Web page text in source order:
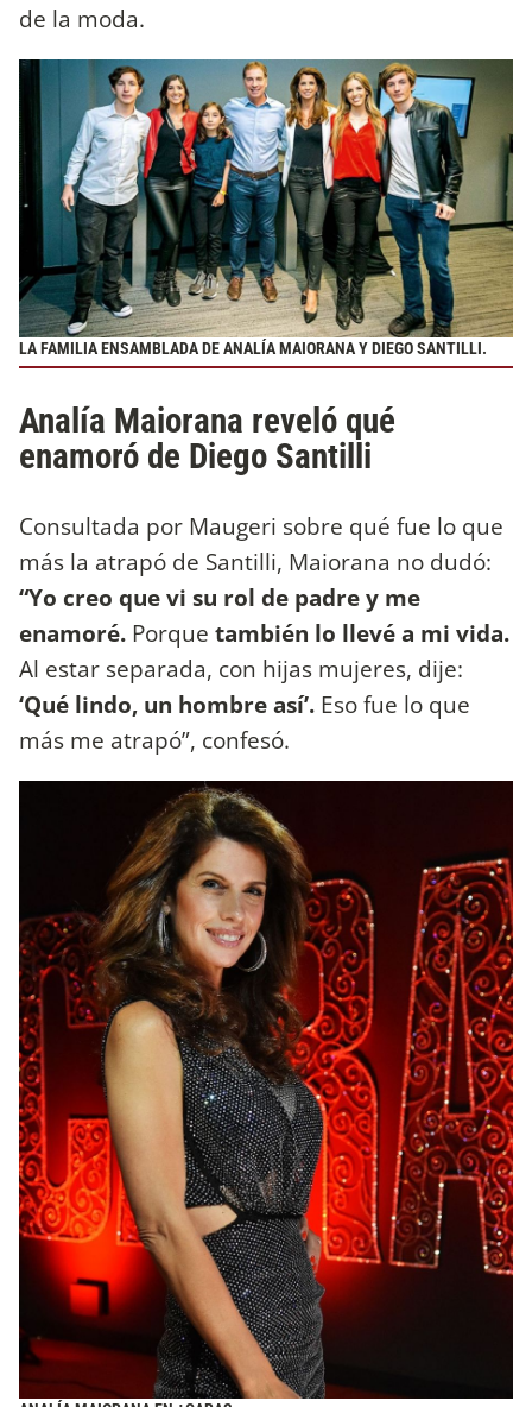
de la moda.
LA FAMILIA ENSAMBLADA DE ANALÍA MAIORANA Y DIEGO SANTILLI.
Analía Maiorana reveló qué
enamoró de Diego Santilli
Consultada por Maugeri sobre qué fue lo que
más la atrapó de Santilli, Maiorana no dudó:
“Yo creo que vi su rol de padre y me
enamoré. Porque también lo llevé a mi vida.
Al estar separada, con hijas mujeres, dije:
‘Qué lindo, un hombre así’. Eso fue lo que
más me atrapó”, confesó.